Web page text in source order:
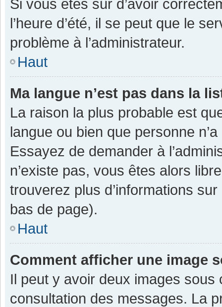
Si vous êtes sûr d’avoir
l’heure d’été, il se peut que le
problème à l’administrateur.
Haut
Ma langue n’est pas dans la
La raison la plus probable est
langue ou bien que personne
Essayez de demander à
n’existe pas, vous êtes alors
trouverez plus d’informations
bas de page).
Haut
Comment afficher une image
Il peut y avoir deux images sous
consultation des messages. La